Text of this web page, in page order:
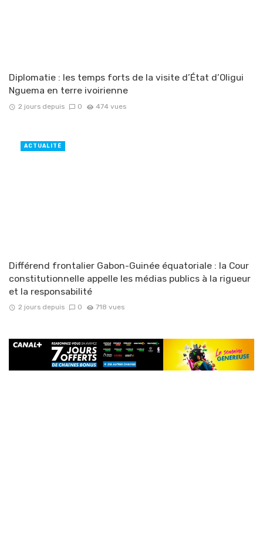
Diplomatie : les temps forts de la visite d’État d’Oligui
Nguema en terre ivoirienne
2 jours depuis 0 474 vues
Différend frontalier Gabon-Guinée équatoriale : la Cour
constitutionnelle appelle les médias publics à la rigueur
et la responsabilité
2 jours depuis 0 718 vues
ACTUALITÉ